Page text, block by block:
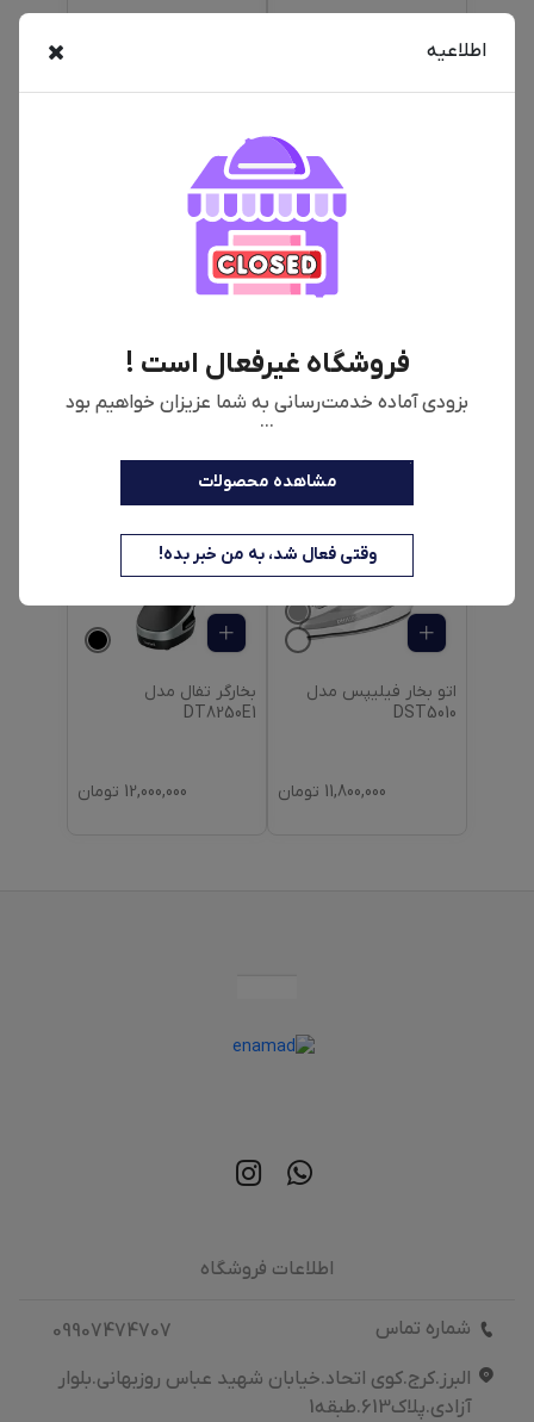
اطلاعیه
فروشگاه غیرفعال است !
بزودی آماده خدمت‌رسانی به شما عزیزان خواهیم بود
...
مشاهده محصولات
وقتی فعال شد، به من خبر بده!
اتو بخار فیلیپس مدل
DST5010
11,800,000 تومان
بخارگر تفال مدل
DT8250E1
12,000,000 تومان
اطلاعات فروشگاه
شماره تماس
09907474707
البرز.کرج.کوی اتحاد.خیابان شهید عباس روزبهانی.بلوار
آزادی.پلاک613.طبقه1